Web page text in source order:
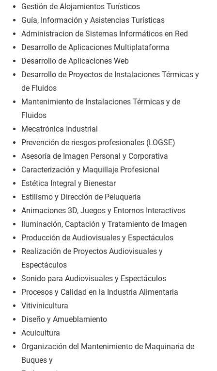
Gestión de Alojamientos Turísticos
Guía, Información y Asistencias Turísticas
Administracion de Sistemas Informáticos en Red
Desarrollo de Aplicaciones Multiplataforma
Desarrollo de Aplicaciones Web
Desarrollo de Proyectos de Instalaciones Térmicas y
de Fluidos
Mantenimiento de Instalaciones Térmicas y de
Fluidos
Mecatrónica Industrial
Prevención de riesgos profesionales (LOGSE)
Asesoría de Imagen Personal y Corporativa
Caracterización y Maquillaje Profesional
Estética Integral y Bienestar
Estilismo y Dirección de Peluquería
Animaciones 3D, Juegos y Entornos Interactivos
Iluminación, Captación y Tratamiento de Imagen
Producción de Audiovisuales y Espectáculos
Realización de Proyectos Audiovisuales y
Espectáculos
Sonido para Audiovisuales y Espectáculos
Procesos y Calidad en la Industria Alimentaria
Vitivinicultura
Diseño y Amueblamiento
Acuicultura
Organización del Mantenimiento de Maquinaria de
Buques y